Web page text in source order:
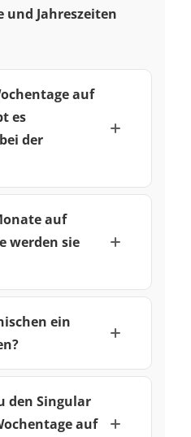
und Jahreszeiten
auf
es
der
auf
werden sie
ein
den Singular
auf